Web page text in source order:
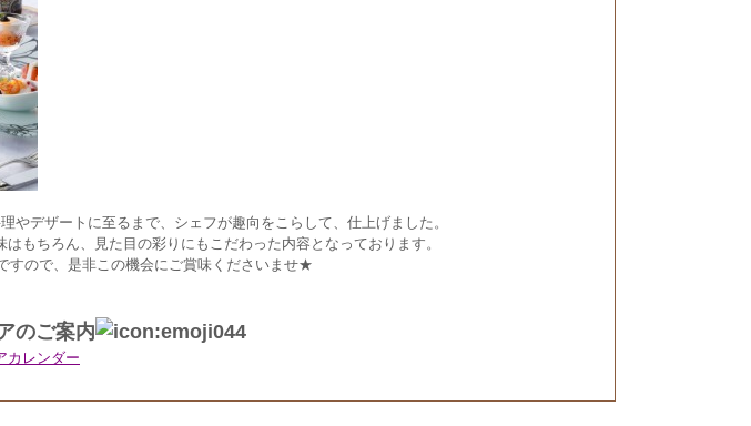
やデザートに至るまで、シェフが趣向をこらして、仕上げました。
もちろん、見た目の彩りにもこだわった内容となっております。
すので、是非この機会にご賞味くださいませ★
のご案内
カレンダー